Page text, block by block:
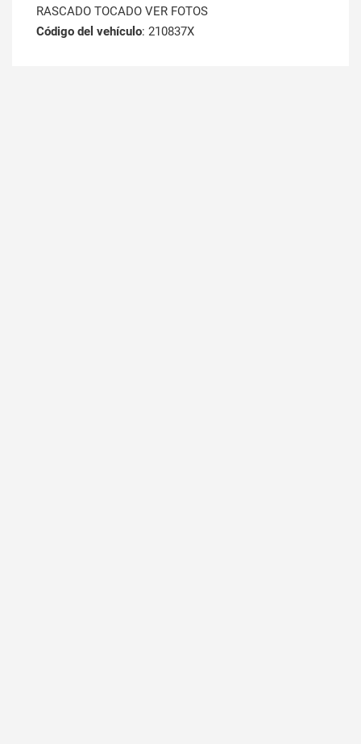
RASCADO TOCADO VER FOTOS
Código del vehículo: 210837X